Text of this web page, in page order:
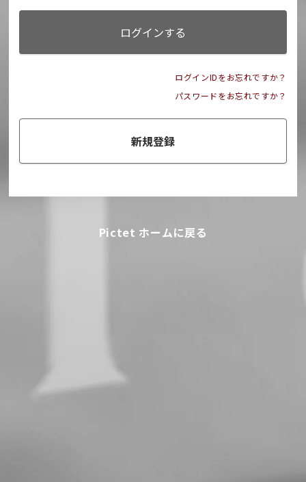
ログインする
ログインIDをお忘れですか？
パスワードをお忘れですか？
新規登録
Pictet ホームに戻る